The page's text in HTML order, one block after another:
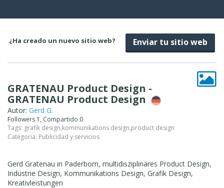
¿Ha creado un nuevo sitio web? Enviar tu sitio web
GRATENAU Product Design -
GRATENAU Product Design
Autor: Gerd G.
Followers 1, Compartido 0
Tags: grafik design,kommunikations design,product design
Categoria: Publicidad y servicios
Gerd Gratenau in Paderborn, multidisziplinäres Product Design,
Industrie Design, Kommunikations Design, Grafik Design,
Kreativleistungen